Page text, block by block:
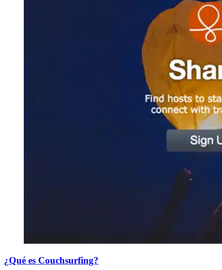
¿Qué es Couchsurfing?